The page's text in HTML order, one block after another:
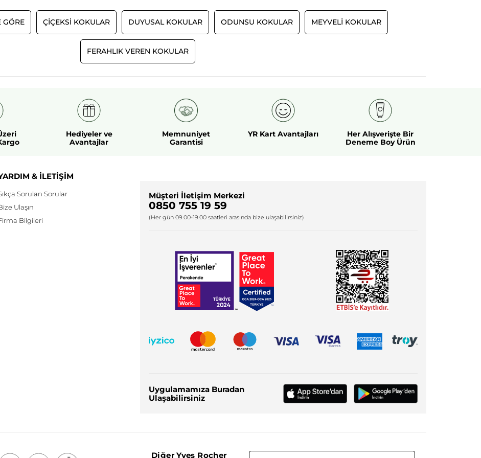
GÖRE ÇIÇEKSI KOKULAR DUYUSAL KOKULAR ODUNSU KOKULAR MEYVELI KOKULAR
FERAHLIK VEREN KOKULAR
Hediyeler ve
Avantajlar
Memnuniyet
Garantisi
YR Kart Avantajları
Her Alışverişte Bir
Deneme Boy Ürün
& İLETİŞİM
Sorulan Sorular
Ulaşın
Bilgileri
Müşteri İletişim Merkezi
0850 755 19 59
(Her gün 09.00-19.00 saatleri arasında bize ulaşabilirsiniz)
Uygulamamıza Buradan
Ulaşabilirsiniz
Diğer Yves Rocher